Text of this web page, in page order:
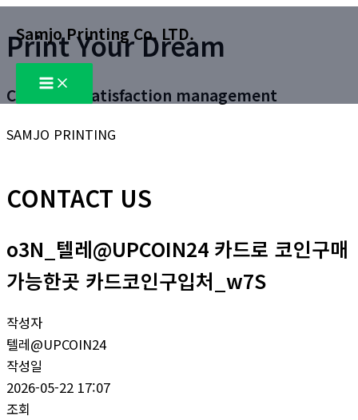
텐
츠
건
뛰
Samjo Printing Co. LTD.
Main
Menu
Print Your Dream
Customer satisfaction management
SAMJO PRINTING
CONTACT US
o3N_텔레@UPCOIN24 카드로 코인구매
가능한곳 카드코인구입처_w7S
작성자
텔레@UPCOIN24
작성일
2026-05-22 17:07
조회